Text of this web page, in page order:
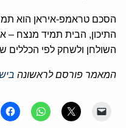
הסכם טראמפ-איראן הוא
התיכון, הבית תמיד מנצח
השולחן ולשחק לפי הכללים
המאמר פורסם לראשונה